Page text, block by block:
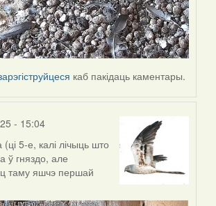
каб пакідаць каментары.
- 15:04
5-е, калі лічыць што
ў гняздо, але
таму яшчэ першай